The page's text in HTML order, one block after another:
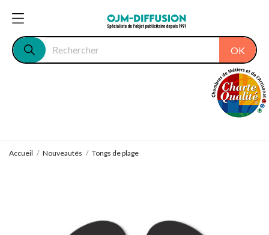
OK
Accueil Nouveautés Tongs de plage